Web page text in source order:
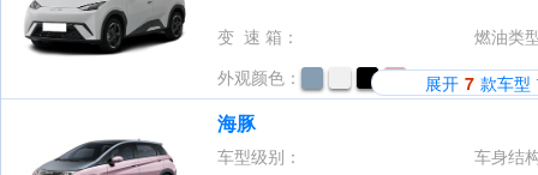
变 速 箱：
燃油类
外观颜色：
展开 7 款车型
海豚
车型级别： 车身结